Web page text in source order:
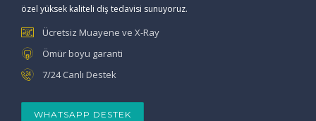
özel yüksek kaliteli diş tedavisi sunuyoruz.
Ücretsiz Muayene ve X-Ray
Ömür boyu garanti
7/24 Canlı Destek
WHATSAPP DESTEK